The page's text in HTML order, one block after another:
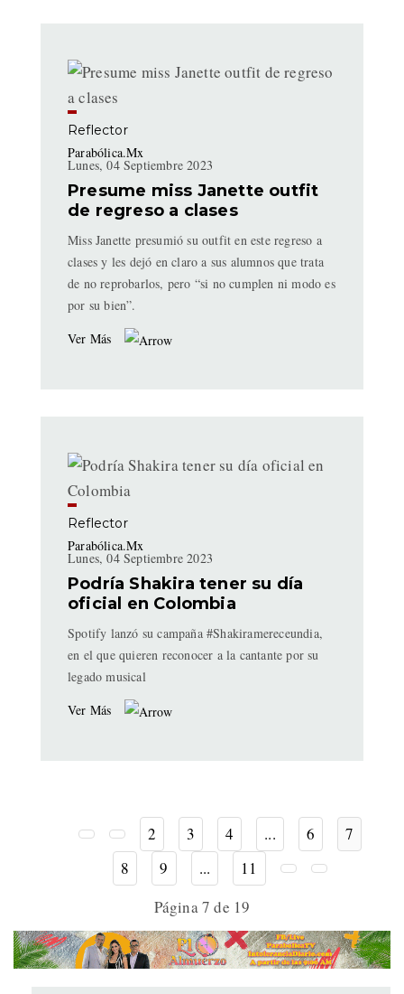
Reflector
Parabólica.Mx
Lunes, 04 Septiembre 2023
Presume miss Janette outfit
de regreso a clases
Miss Janette presumió su outfit en este regreso a
clases y les dejó en claro a sus alumnos que trata
de no reprobarlos, pero “si no cumplen ni modo es
por su bien”.
Ver Más
Reflector
Parabólica.Mx
Lunes, 04 Septiembre 2023
Podría Shakira tener su día
oficial en Colombia
Spotify lanzó su campaña #Shakiramereceundia,
en el que quieren reconocer a la cantante por su
legado musical
Ver Más
2 3 4 ... 6
7
8
9 ...
11
Página 7 de 19